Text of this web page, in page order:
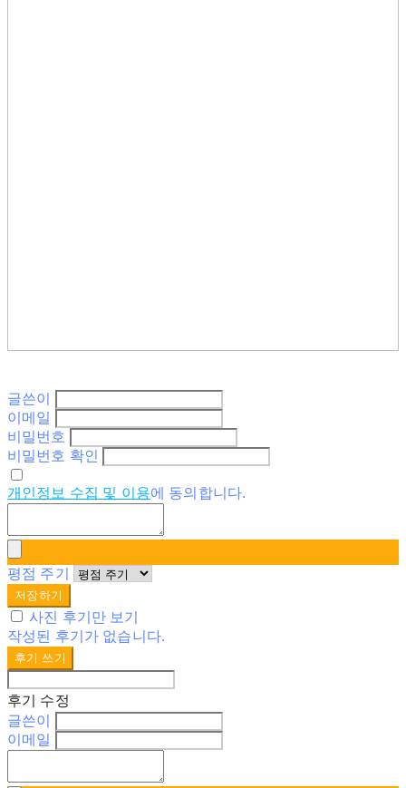
글쓴이
이메일
비밀번호
비밀번호 확인
개인정보 수집 및 이용에 동의합니다.
평점 주기
저장하기
사진 후기만 보기
작성된 후기가 없습니다.
후기 쓰기
후기 수정
글쓴이
이메일